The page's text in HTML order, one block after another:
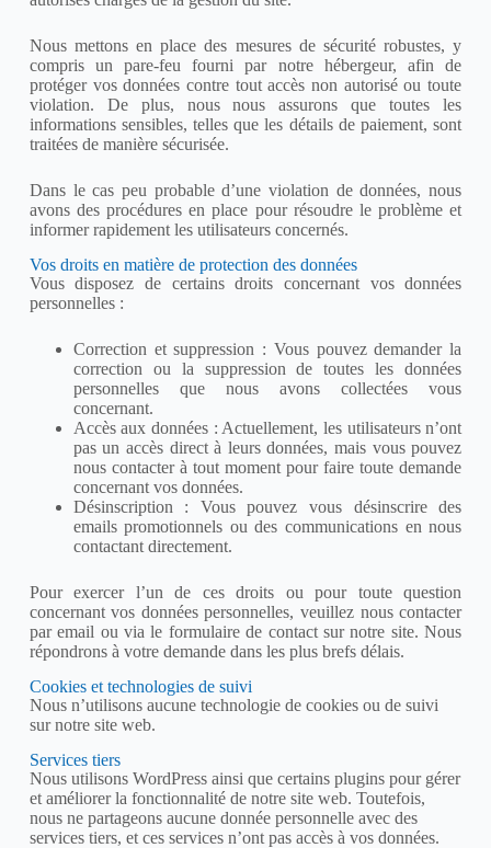
Nous mettons en place des mesures de sécurité robustes, y
compris un pare-feu fourni par notre hébergeur, afin de
protéger vos données contre tout accès non autorisé ou toute
violation. De plus, nous nous assurons que toutes les
informations sensibles, telles que les détails de paiement, sont
traitées de manière sécurisée.
Dans le cas peu probable d’une violation de données, nous
avons des procédures en place pour résoudre le problème et
informer rapidement les utilisateurs concernés.
Vos droits en matière de protection des données
Vous disposez de certains droits concernant vos données
personnelles :
Correction et suppression : Vous pouvez demander la
correction ou la suppression de toutes les données
personnelles que nous avons collectées vous
concernant.
Accès aux données : Actuellement, les utilisateurs n’ont
pas un accès direct à leurs données, mais vous pouvez
nous contacter à tout moment pour faire toute demande
concernant vos données.
Désinscription : Vous pouvez vous désinscrire des
emails promotionnels ou des communications en nous
contactant directement.
Pour exercer l’un de ces droits ou pour toute question
concernant vos données personnelles, veuillez nous contacter
par email ou via le formulaire de contact sur notre site. Nous
répondrons à votre demande dans les plus brefs délais.
Cookies et technologies de suivi
Nous n’utilisons aucune technologie de cookies ou de suivi
sur notre site web.
Services tiers
Nous utilisons WordPress ainsi que certains plugins pour gérer
et améliorer la fonctionnalité de notre site web. Toutefois,
nous ne partageons aucune donnée personnelle avec des
services tiers, et ces services n’ont pas accès à vos données.